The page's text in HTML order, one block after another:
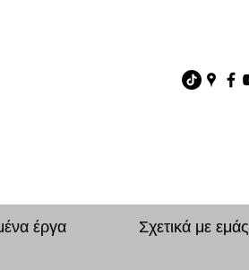
έργα Σχετικά με εμάς